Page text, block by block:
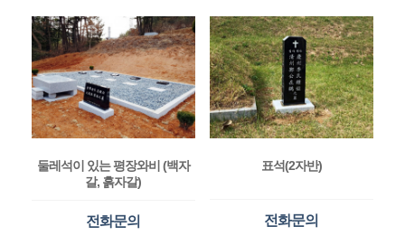
둘레석이 있는 평장와비 (백자
갈, 흙자갈)
전화문의
표석(2자반)
전화문의